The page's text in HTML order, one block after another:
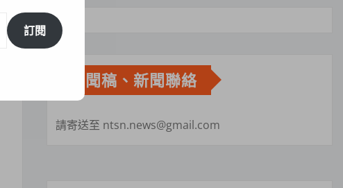
新聞稿、新聞聯絡
請寄送至 ntsn.news@gmail.com
訂閱